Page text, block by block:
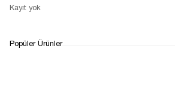
RETURN AND EXCHANGE
Kayıt yok
Popüler Ürünler